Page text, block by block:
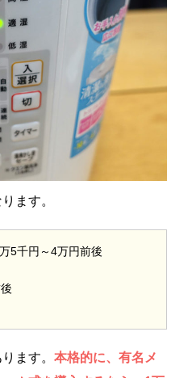
ます。
5千円～4万円前後
ます。 本格的に、有名メ